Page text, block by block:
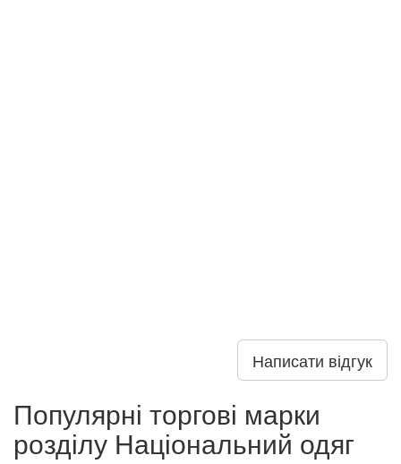
Написати відгук
Популярні торгові марки
розділу Національний одяг